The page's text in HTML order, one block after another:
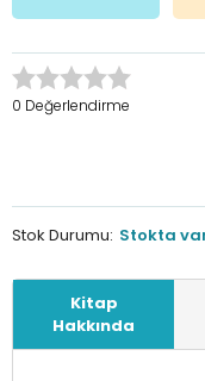
0 Değerlendirme
Stok Durumu: Stokta
Kitap
Hakkında